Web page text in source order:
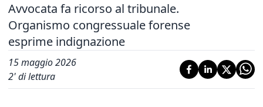
Avvocata fa ricorso al tribunale.
Organismo congressuale forense
esprime indignazione
15 maggio 2026
2' di lettura